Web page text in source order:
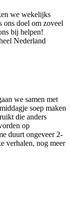
we wekelijks
ons doel om zoveel
bij helpen!
Nederland
we samen met
soep maken
die anders
op
duurt ongeveer 2-
verhalen, nog meer